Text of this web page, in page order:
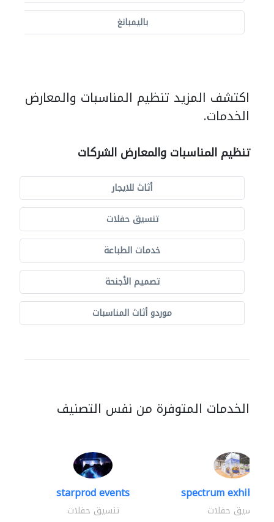
باليمبانغ
اكتشف المزيد تنظيم المناسبات والمعارض
الخدمات.
تنظيم المناسبات والمعارض الشركات
أثاث للايجار
تنسيق حفلات
خدمات الطباعة
تصميم الأجنحة
موردو أثاث المناسبات
الخدمات المتوفرة من نفس التصنيف
starprod events
تنسيق حفلات
spectrum
تنسيق حفلات